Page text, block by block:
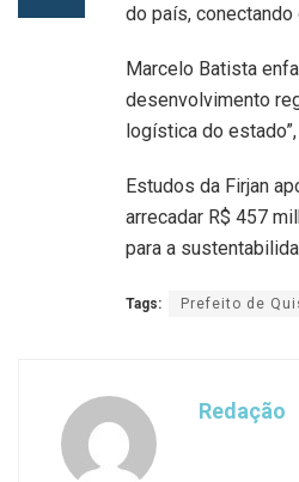
do país, conectando
Marcelo Batista
desenvolvimento
logística do
Estudos da Firjan
arrecadar R$ 457
para a
Tags: Prefeito de
Redação